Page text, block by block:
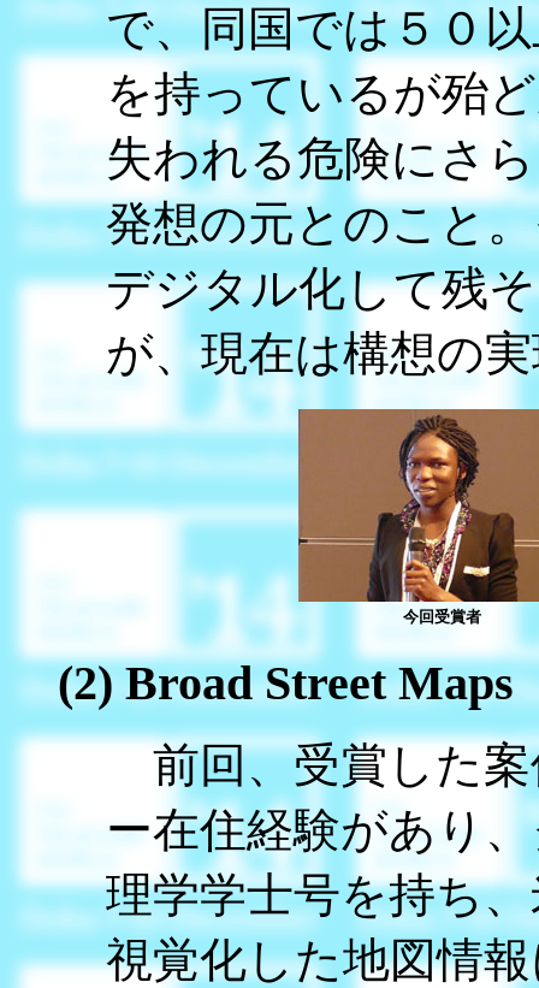
で、同国では５０
を持っているが殆
失われる危険にさ
発想の元とのこと
デジタル化して残
が、現在は構想の
今回受賞者
(2) Broad Street Maps
前回、受賞した案
ー在住経験があり
理学学士号を持ち
視覚化した地図情